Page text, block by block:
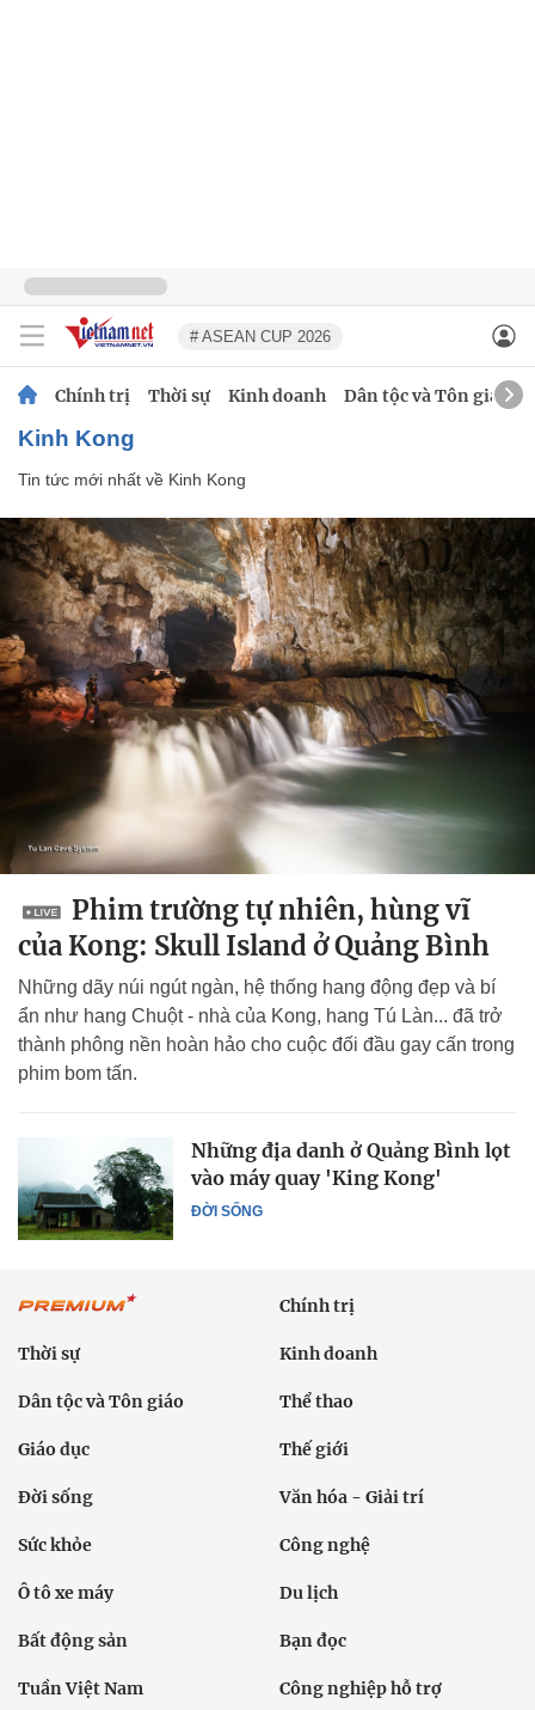
# ASEAN CUP 2026
Chính trị Thời sự Kinh doanh Dân tộc và Tôn giáo
Kinh Kong
Tin tức mới nhất về Kinh Kong
Phim trường tự nhiên, hùng vĩ
của Kong: Skull Island ở Quảng Bình
Những dãy núi ngút ngàn, hệ thống hang động đẹp và bí
ẩn như hang Chuột - nhà của Kong, hang Tú Làn... đã trở
thành phông nền hoàn hảo cho cuộc đối đầu gay cấn trong
phim bom tấn.
ĐỜI SỐNG
Những địa danh ở Quảng Bình lọt
vào máy quay 'King Kong'
Chính trị
Thời sự Kinh doanh
Dân tộc và Tôn giáo Thể thao
Giáo dục Thế giới
Đời sống Văn hóa - Giải trí
Sức khỏe Công nghệ
Ô tô xe máy Du lịch
Bất động sản Bạn đọc
Tuần Việt Nam Công nghiệp hỗ trợ